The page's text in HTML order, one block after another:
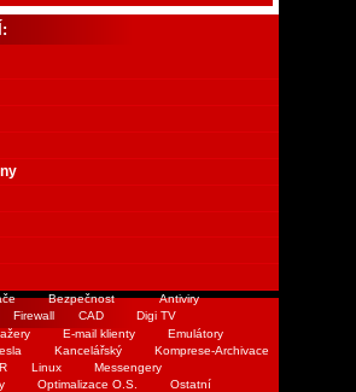
Bezpečnost
Antiviry
Firewall CAD
Digi TV
E-mail klienty
Emulátory
Kancelářský
Komprese-Archivace
Linux
Messengery
Optimalizace O.S.
Ostatní